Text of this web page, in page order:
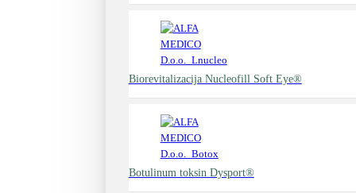
Biorevitalizacija Nucleofill Soft Eye®
Botulinum toksin Dysport®